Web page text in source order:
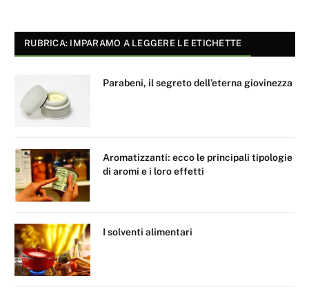
RUBRICA: IMPARAMO A LEGGERE LE ETICHETTE
Parabeni, il segreto dell’eterna giovinezza
Aromatizzanti: ecco le principali tipologie
di aromi e i loro effetti
I solventi alimentari